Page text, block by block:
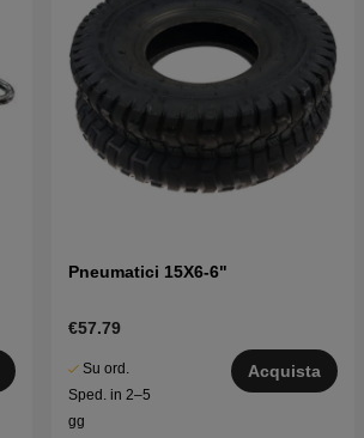
Pneumatici 15X6-6"
€57.79
Su ord.
Sped. in 2–5
gg
Acquista